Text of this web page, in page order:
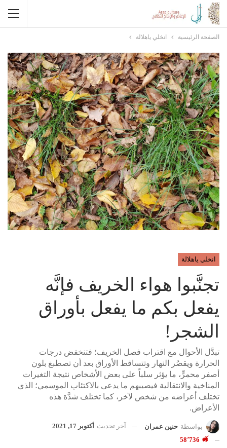
الصفحة الرئيسية انخلي ياهلالة
انخلي ياهلالة
تجنَّبوا هواء الخريف فإنَّه
يفعل بكم ما يفعل بأوراق
الشجر!
تبدَّل الأحوال مع اقتراب فصل الخريف؛ فتنخفض درجات
الحرارة ويقصُر النهار وتتساقط الأوراق بعد أن تصطبغ بلون
أصفر محمرٍّ، ما يؤثر سلباً على بعض الأشخاص نتيجة التغيرات
المناخية والانتقالية فيصيبهم ما يدعى بالاكتئاب الموسمي؛ الذي
تختلف أعراضه من شخص لآخر، كما تختلف شدَّة هذه
الأعراض.
بواسطة حنين عمران آخر تحديث أكتوبر 17, 2021